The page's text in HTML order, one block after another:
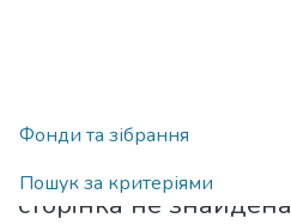
Фонди та зібрання
Пошук за критеріями
404
сторінка не знайдена